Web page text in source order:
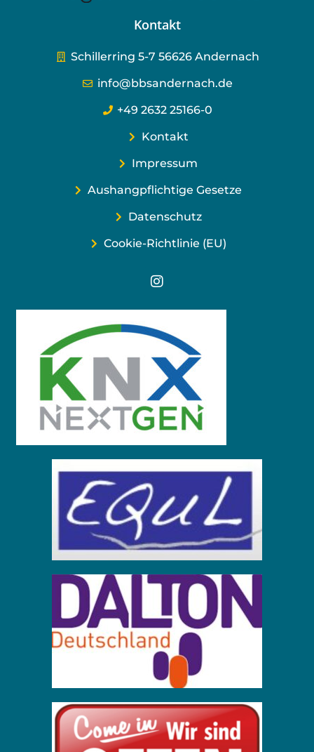
Kontakt
Schillerring 5-7 56626 Andernach
info@bbsandernach.de
+49 2632 25166-0
Kontakt
Impressum
Aushangpflichtige Gesetze
Datenschutz
Cookie-Richtlinie (EU)